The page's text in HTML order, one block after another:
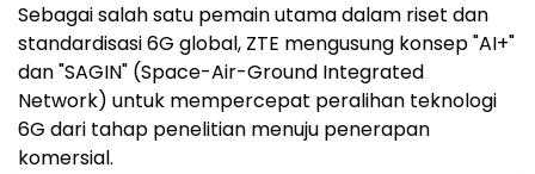
Sebagai salah satu pemain utama dalam riset dan
standardisasi 6G global, ZTE mengusung konsep "AI+"
dan "SAGIN" (Space-Air-Ground Integrated
Network) untuk mempercepat peralihan teknologi
6G dari tahap penelitian menuju penerapan
komersial.